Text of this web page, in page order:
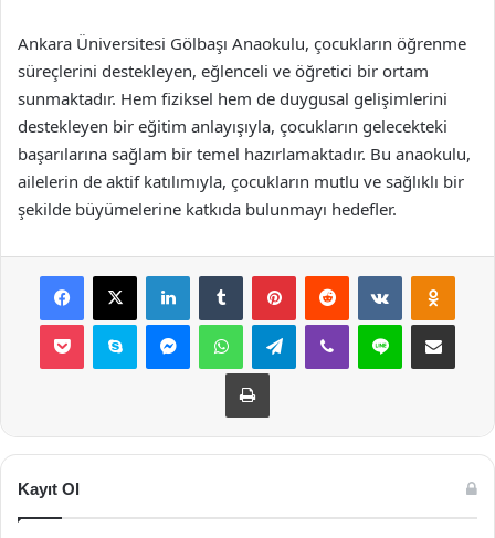
Ankara Üniversitesi Gölbaşı Anaokulu, çocukların öğrenme
süreçlerini destekleyen, eğlenceli ve öğretici bir ortam
sunmaktadır. Hem fiziksel hem de duygusal gelişimlerini
destekleyen bir eğitim anlayışıyla, çocukların gelecekteki
başarılarına sağlam bir temel hazırlamaktadır. Bu anaokulu,
ailelerin de aktif katılımıyla, çocukların mutlu ve sağlıklı bir
şekilde büyümelerine katkıda bulunmayı hedefler.
Facebook
X LinkedInTumblr PinterestReddit VKontakte
Pocket Skype MessengerWhatsAppTelegramViber Line E-Posta ile
Yazdır
Kayıt Ol